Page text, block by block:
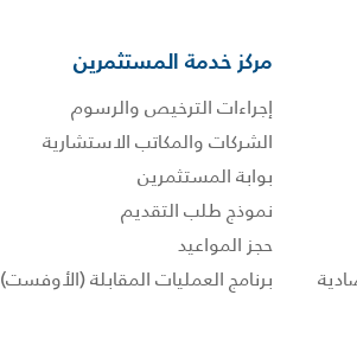
مركز خدمة المستثمرين
إجراءات الترخيص والرسوم
الشركات والمكاتب الاستشارية
بوابة المستثمرين
نموذج طلب التقديم
حجز المواعيد
برنامج العمليات المقابلة (الأوفست)